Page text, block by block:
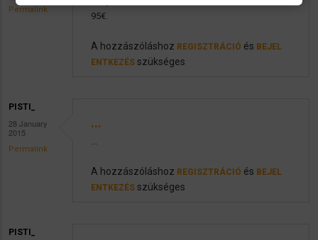
Permalink
95€.
A hozzászóláshoz REGISZTRÁCIÓ és BEJEL
ENTKEZÉS szükséges
PISTI_
28 January
2015
Permalink
...
...
A hozzászóláshoz REGISZTRÁCIÓ és BEJEL
ENTKEZÉS szükséges
PISTI_